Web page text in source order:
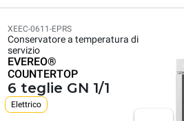
XEEC-0611-EPRS
Conservatore a temperatura di
servizio
EVEREO®
COUNTERTOP
6 teglie GN 1/1
Elettrico